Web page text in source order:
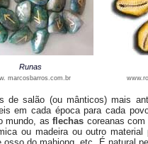
Runas
marcosbarros.com.br
de salão (ou mânticos) mais
em cada época para cada
mundo, asflechas coreanas
ou madeira ou outro